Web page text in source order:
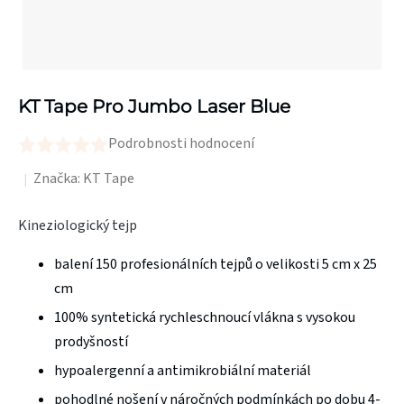
KT Tape Pro Jumbo Laser Blue
hodnocení
je
hvězdiček.
Podrobnosti hodnocení
Značka: KT Tape
Kineziologický tejp
balení 150 profesionálních tejpů o velikosti 5 cm x 25
cm
100% syntetická rychleschnoucí vlákna s vysokou
prodyšností
hypoalergenní a antimikrobiální materiál
pohodlné nošení v náročných podmínkách po dobu 4-